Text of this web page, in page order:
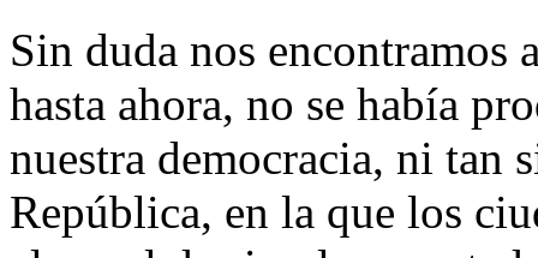
Sin duda nos encontramos
hasta ahora, no se había
nuestra democracia, ni tan
República, en la que los